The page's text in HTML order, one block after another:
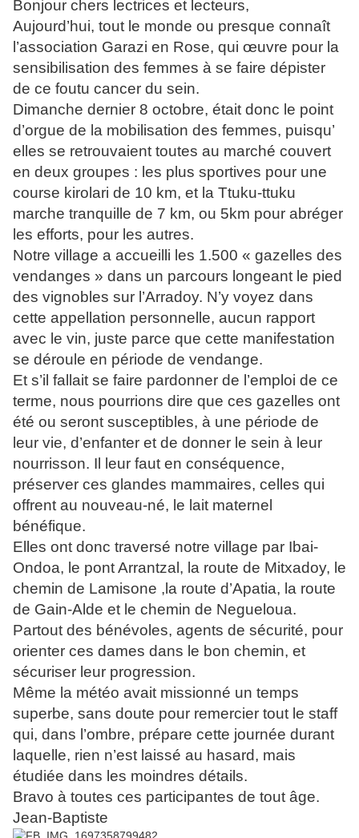
Bonjour chers lectrices et lecteurs,
Aujourd’hui, tout le monde ou presque connaît
l’association Garazi en Rose, qui œuvre pour la
sensibilisation des femmes à se faire dépister
de ce foutu cancer du sein.
Dimanche dernier 8 octobre, était donc le point
d’orgue de la mobilisation des femmes, puisqu’
elles se retrouvaient toutes au marché couvert
en deux groupes : les plus sportives pour une
course kirolari de 10 km, et la Ttuku-ttuku
marche tranquille de 7 km, ou 5km pour abréger
les efforts, pour les autres.
Notre village a accueilli les 1.500 « gazelles des
vendanges » dans un parcours longeant le pied
des vignobles sur l’Arradoy. N’y voyez dans
cette appellation personnelle, aucun rapport
avec le vin, juste parce que cette manifestation
se déroule en période de vendange.
Et s’il fallait se faire pardonner de l’emploi de ce
terme, nous pourrions dire que ces gazelles ont
été ou seront susceptibles, à une période de
leur vie, d’enfanter et de donner le sein à leur
nourrisson. Il leur faut en conséquence,
préserver ces glandes mammaires, celles qui
offrent au nouveau-né, le lait maternel
bénéfique.
Elles ont donc traversé notre village par Ibai-
Ondoa, le pont Arrantzal, la route de Mitxadoy, le
chemin de Lamisone ,la route d’Apatia, la route
de Gain-Alde et le chemin de Negueloua.
Partout des bénévoles, agents de sécurité, pour
orienter ces dames dans le bon chemin, et
sécuriser leur progression.
Même la météo avait missionné un temps
superbe, sans doute pour remercier tout le staff
qui, dans l’ombre, prépare cette journée durant
laquelle, rien n’est laissé au hasard, mais
étudiée dans les moindres détails.
Bravo à toutes ces participantes de tout âge.
Jean-Baptiste